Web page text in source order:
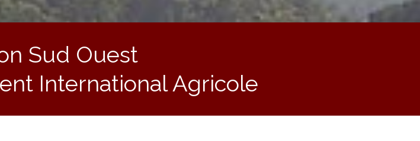
Sud Ouest
International Agricole